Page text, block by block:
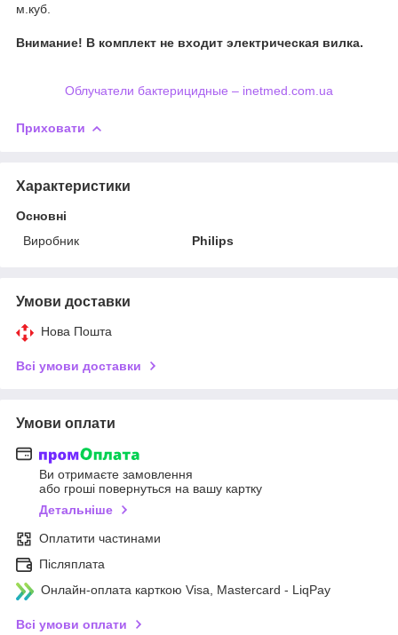
м.куб.
Внимание! В комплект не входит электрическая вилка.
Облучатели бактерицидные – inetmed.com.ua
Приховати
Характеристики
Основні
Виробник
Philips
Умови доставки
Нова Пошта
Всі умови доставки
Умови оплати
Ви отримаєте замовлення
або гроші повернуться на вашу картку
Детальніше
Оплатити частинами
Післяплата
Онлайн-оплата карткою Visa, Mastercard - LiqPay
Всі умови оплати